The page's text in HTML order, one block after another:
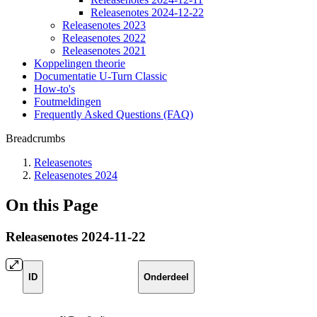
Releasenotes 2024-12-22
Releasenotes 2023
Releasenotes 2022
Releasenotes 2021
Koppelingen theorie
Documentatie U-Turn Classic
How-to's
Foutmeldingen
Frequently Asked Questions (FAQ)
Breadcrumbs
Releasenotes
Releasenotes 2024
On this Page
Releasenotes 2024-11-22
ID Onderdeel